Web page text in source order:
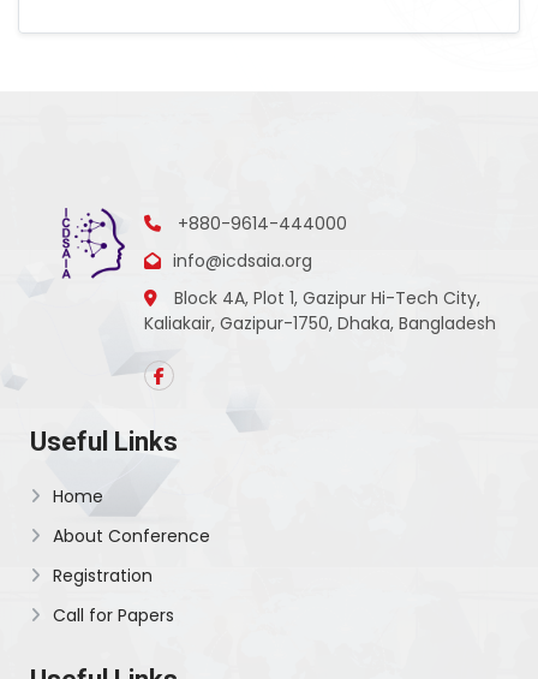
+880-9614-444000
info@icdsaia.org
Block 4A, Plot 1, Gazipur Hi-Tech City,
Kaliakair, Gazipur-1750, Dhaka, Bangladesh
Useful Links
Home
About Conference
Registration
Call for Papers